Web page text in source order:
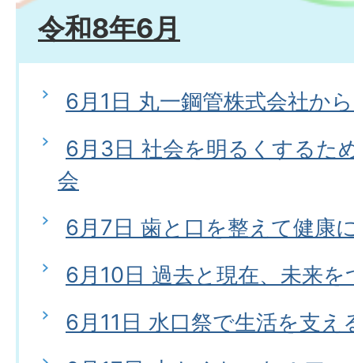
令和8年6月
6月1日 丸一鋼管株式会社か
6月3日 社会を明るくするた
会
6月7日 歯と口を整えて健康
6月10日 過去と現在、未来を
6月11日 水口祭で生活を支え